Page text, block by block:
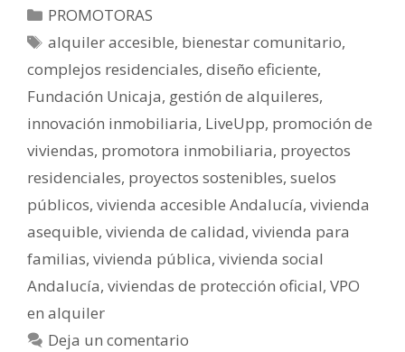
PROMOTORAS
alquiler accesible, bienestar comunitario,
complejos residenciales, diseño eficiente,
Fundación Unicaja, gestión de alquileres,
innovación inmobiliaria, LiveUpp, promoción de
viviendas, promotora inmobiliaria, proyectos
residenciales, proyectos sostenibles, suelos
públicos, vivienda accesible Andalucía, vivienda
asequible, vivienda de calidad, vivienda para
familias, vivienda pública, vivienda social
Andalucía, viviendas de protección oficial, VPO
en alquiler
Deja un comentario